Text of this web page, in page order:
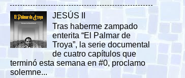
JESÚS II
Tras haberme zampado
enterita “El Palmar de
Troya”, la serie documental
de cuatro capítulos que
terminó esta semana en #0, proclamo
solemne...